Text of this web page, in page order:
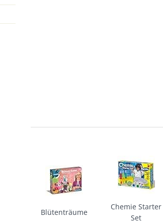
Blütenträume
Chemie Starter
Set